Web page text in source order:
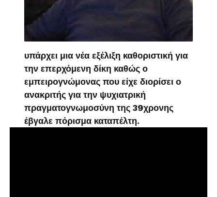
υπάρχει μια νέα εξέλιξη καθοριστική για
την επερχόμενη δίκη καθώς ο
εμπειρογνώμονας που είχε διορίσει ο
ανακριτής για την ψυχιατρική
πραγματογνωμοσύνη της 39χρονης
έβγαλε πόρισμα καταπέλτη.